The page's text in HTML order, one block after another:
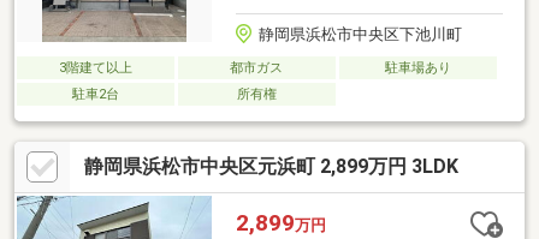
静岡県浜松市中央区下池川町
3階建て以上 都市ガス
駐車場あり
駐車2台
所有権
静岡県浜松市中央区元浜町 2,899万円 3LDK
2,899万円